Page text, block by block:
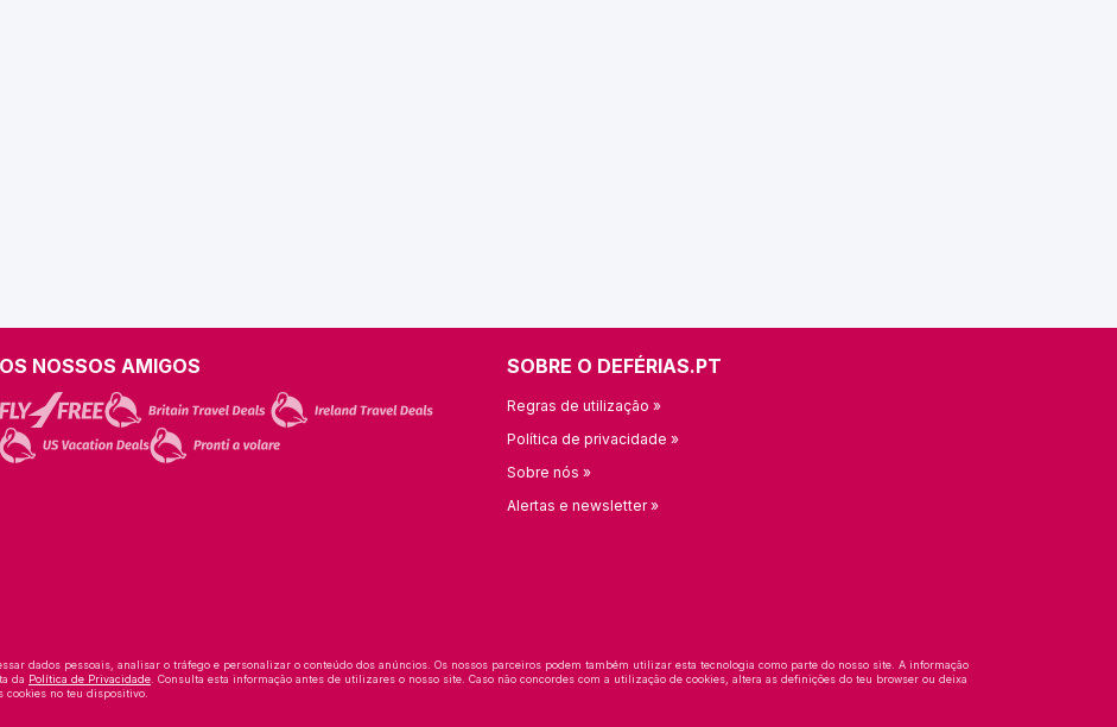
OS NOSSOS AMIGOS SOBRE O DEFÉRIAS.PT
Regras de utilização »
Política de privacidade »
Sobre nós »
Alertas e newsletter »
dados pessoais, analisar o tráfego e personalizar o conteúdo dos anúncios. Os nossos parceiros podem também utilizar esta tecnologia como parte do nosso site. A informação
da Política de Privacidade. Consulta esta informação antes de utilizares o nosso site. Caso não concordes com a utilização de cookies, altera as definições do teu browser ou deixa
cookies no teu dispositivo.